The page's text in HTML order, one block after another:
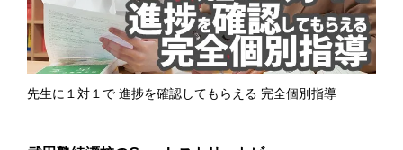
先生に１対１で 進捗を確認してもらえる 完全個別指導